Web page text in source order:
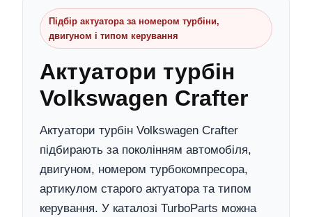
Підбір актуатора за номером турбіни,
двигуном і типом керування
Актуатори турбін
Volkswagen Crafter
Актуатори турбін Volkswagen Crafter
підбирають за поколінням автомобіля,
двигуном, номером турбокомпресора,
артикулом старого актуатора та типом
керування. У каталозі TurboParts можна